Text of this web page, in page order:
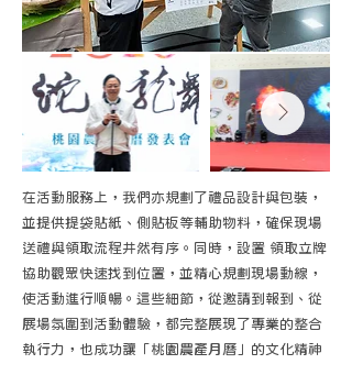
在活動服務上，我們亦規劃了禮品設計與包裝，
並提供提袋貼紙、側貼板等輔助物料，確保現場
送禮與領取流程井然有序。同時，設置 領取立牌
協助觀眾快速找到位置，並精心規劃現場動線，
使活動進行順暢。這些細節，從邀請到報到、從
展場氛圍到活動體驗，都完整展現了專業的整合
執行力，也成功讓「桃園農產月曆」的文化精神